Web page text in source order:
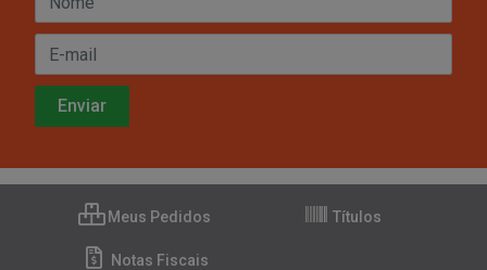
Meus Pedidos Títulos
Notas Fiscais